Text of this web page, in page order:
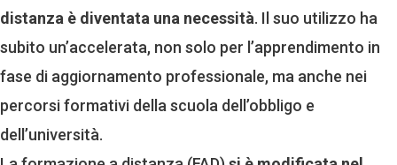
distanza è diventata una necessità. Il suo utilizzo ha
subito un’accelerata, non solo per l’apprendimento in
fase di aggiornamento professionale, ma anche nei
percorsi formativi della scuola dell’obbligo e
dell’università.